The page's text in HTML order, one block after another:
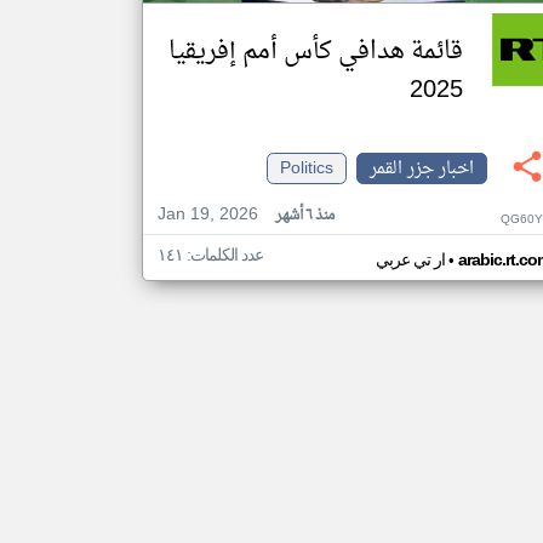
قائمة هدافي كأس أمم إفريقيا
2025
اخبار جزر القمر
Politics
Jan 19, 2026
منذ ٦ أشهر
ار تي عربي• عدد الكلمات: ١٤١